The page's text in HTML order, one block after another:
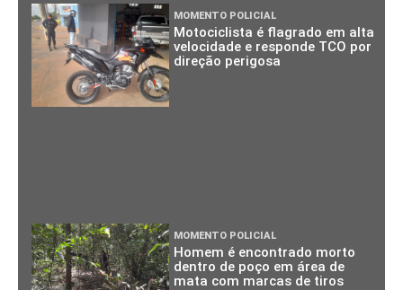
MOMENTO POLICIAL
Motociclista é flagrado em alta
velocidade e responde TCO por
direção perigosa
MOMENTO POLICIAL
Homem é encontrado morto
dentro de poço em área de
mata com marcas de tiros